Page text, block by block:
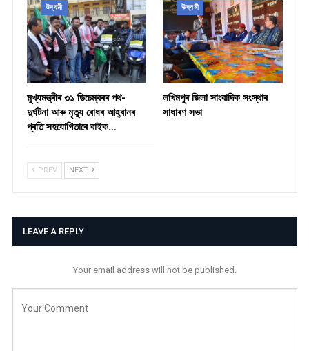
উদ্যমী
মুখ্যমন্ত্ৰীৰ ৩১ ডিচেম্বৰৰ পথ-
দুৰ্ঘটনা আৰু মৃত্যু ৰোধৰ আহ্বানৰ
প্ৰতি সহযোগিতাৰে বাইক…
উদ্যমী
লখিমপুৰ জিলা সাংবাদিক সংস্থাৰ
সাধাৰণ সভা
PREV NEXT
LEAVE A REPLY
Your email address will not be published.